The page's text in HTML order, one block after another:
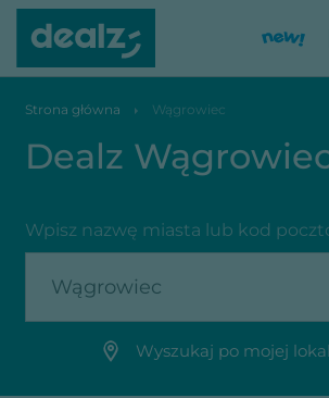
Strona główna Wągrowiec
Dealz
Wpisz nazwę miasta lub kod
Wyszukaj po mojej